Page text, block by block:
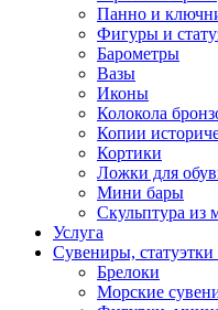
Панно и
Фигуры и
Барометры
Вазы
Иконы
Колокола
Копии
Кортики
Ложки для
Мини бары
Скульптура
Услуга
Сувениры, статуэтки
Брелоки
Морские